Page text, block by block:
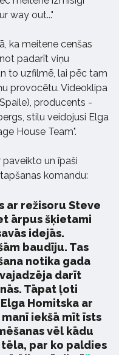
way out..."
ka meitene cenšas
padarīt viņu
to uzfilmē, lai pēc tam
provocētu. Videoklipa
producents -
stilu veidojusi Elga
House Team".
un īpaši
komandu:
ar režisoru Steve
ārpus šķietami
idejās.
baudīju. Tas
notika gada
darīt
Tāpat ļoti
Homitska ar
iekšā mīt īsts
vēl kādu
par ko paldies